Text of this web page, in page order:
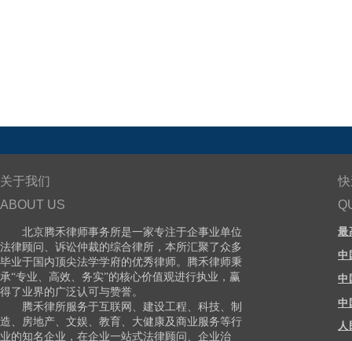
最
中
中
北京腾禾律师事务所是一家专注于企事业单位
法律顾问、诉讼仲裁的综合律所 ， 本所汇聚了众多
毕业于国内顶尖法学学府的优秀律师。腾禾律师秉
承“专业、高效、务实”的核心价值观进行执业，赢
得了业界的广泛认可与赞誉。
腾禾律所服务于互联网、建设工程、科技、制
造、房地产、文娱、教育、大健康及商业服务等行
业的知名企业，在企业一站式法律顾问、企业治
关于我们
ABOUT US
中